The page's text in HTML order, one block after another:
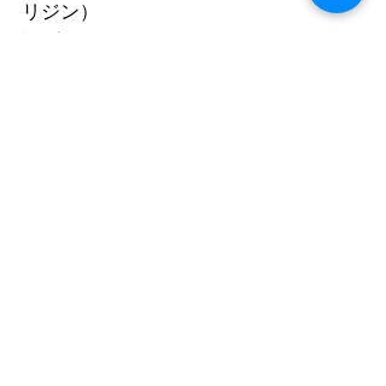
リジン）